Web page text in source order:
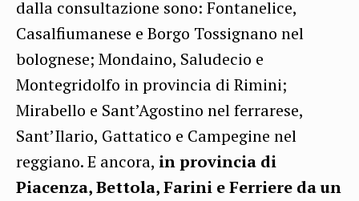
dalla consultazione sono: Fontanelice,
Casalfiumanese e Borgo Tossignano nel
bolognese; Mondaino, Saludecio e
Montegridolfo in provincia di Rimini;
Mirabello e Sant’Agostino nel ferrarese,
Sant’Ilario, Gattatico e Campegine nel
reggiano. E ancora, in provincia di
Piacenza, Bettola, Farini e Ferriere da un